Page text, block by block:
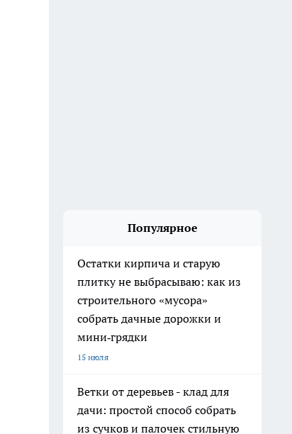
Популярное
Остатки кирпича и старую
плитку не выбрасываю: как из
строительного «мусора»
собрать дачные дорожки и
мини‑грядки
15 июля
Ветки от деревьев - клад для
дачи: простой способ собрать
из сучков и палочек стильную